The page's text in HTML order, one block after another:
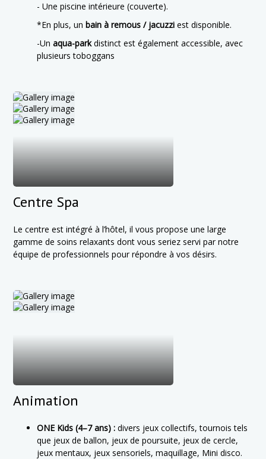
- Une piscine intérieure (couverte).
*En plus, unbain à remous / jacuzzi est disponible.
-Unaqua-parkdistinct est également accessible, avec
plusieurs toboggans
Centre Spa
Le centre est intégré à l’hôtel, il vous propose une large
gamme de soins relaxants dont vous seriez servi par notre
équipe de professionnels pour répondre à vos désirs.
Animation
ONE Kids (4–7 ans) : divers jeux collectifs, tournois tels
que jeux de ballon, jeux de poursuite, jeux de cercle,
jeux mentaux, jeux sensoriels, maquillage, Mini disco.